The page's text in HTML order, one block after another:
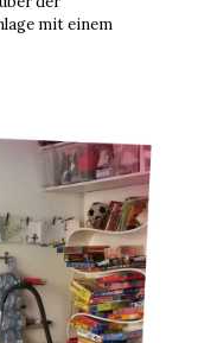
mit einem